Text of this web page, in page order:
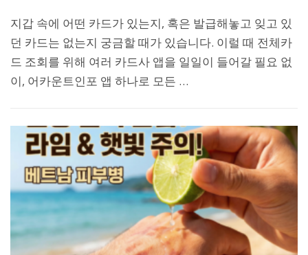
지갑 속에 어떤 카드가 있는지, 혹은 발급해놓고 잊고 있
던 카드는 없는지 궁금할 때가 있습니다. 이럴 때 전체카
드 조회를 위해 여러 카드사 앱을 일일이 들어갈 필요 없
이, 어카운트인포 앱 하나로 모든 …